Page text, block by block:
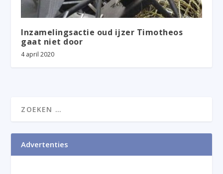
Inzamelingsactie oud ijzer Timotheos
gaat niet door
4 april 2020
Advertenties